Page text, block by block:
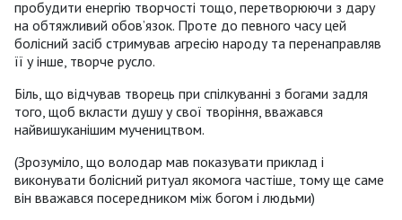
пробудити енергію творчості тощо, перетворюючи з дару
на обтяжливий обов’язок. Проте до певного часу цей
болісний засіб стримував агресію народу та перенаправляв
її у інше, творче русло.
Біль, що відчував творець при спілкуванні з богами задля
того, щоб вкласти душу у свої творіння, вважався
найвишуканішим мучеництвом.
(Зрозуміло, що володар мав показувати приклад і
виконувати болісний ритуал якомога частіше, тому ще саме
він вважався посередником між богом і людьми)